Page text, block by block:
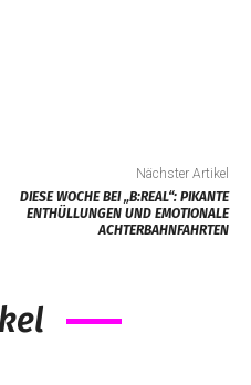
Nächster Artikel
DIESE WOCHE BEI „B:REAL“: PIKANTE
ENTHÜLLUNGEN UND EMOTIONALE
ACHTERBAHNFAHRTEN